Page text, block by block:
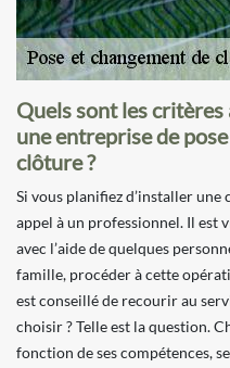
Quels sont les
une entreprise de
clôture ?
Si vous planifiez d’installer
appel à un professionnel. Il est
avec l’aide de quelques
famille, procéder à cette
est conseillé de recourir au
choisir ? Telle est la question.
fonction de ses compétences,